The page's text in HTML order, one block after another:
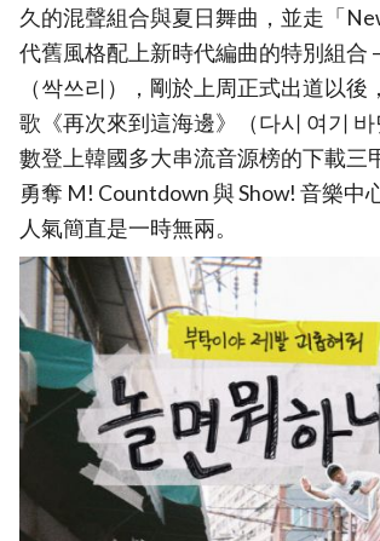
久的混聲組合與夏日舞曲，並走「
代舊風格配上新時代編曲的特別組合 —
（싹쓰리），剛於上周正式出道以後
歌《再次來到這海邊》（다시 여기
數登上韓國多大串流音源榜的下載三
勇奪 M! Countdown 與 Show! 音樂中
人氣簡直是一時無兩。